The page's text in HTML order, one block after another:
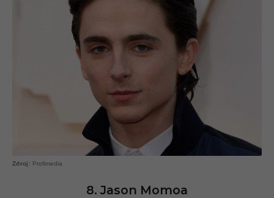
Profimedia
8. Jason Momoa